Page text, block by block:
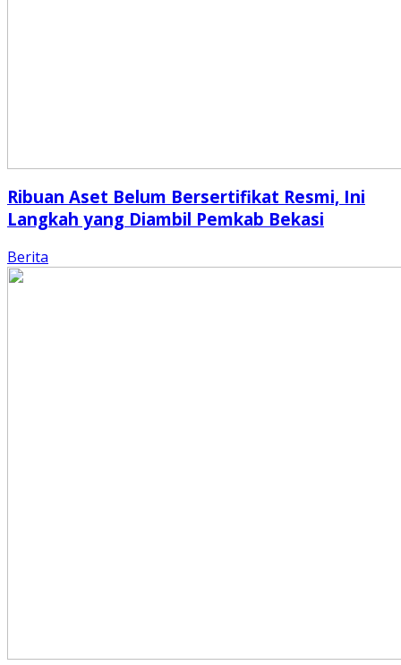
Ribuan Aset Belum Bersertifikat Resmi, Ini
Langkah yang Diambil Pemkab Bekasi
Berita